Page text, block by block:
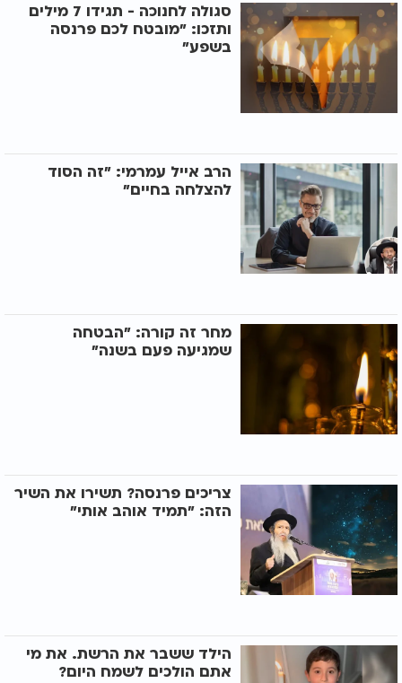
סגולה לחנוכה - תגידו 7 מילים
ותזכו: "מובטח לכם פרנסה
בשפע"
הרב אייל עמרמי: "זה הסוד
להצלחה בחיים"
מחר זה קורה: "הבטחה
שמגיעה פעם בשנה"
צריכים פרנסה? תשירו את השיר
הזה: "תמיד אוהב אותי"
הילד ששבר את הרשת. את מי
אתם הולכים לשמח היום?